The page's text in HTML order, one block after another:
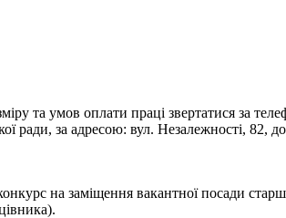
та умов оплати праці звертатися за
ради, за адресою: вул. Незалежності, 82,
на заміщення вакантної посади